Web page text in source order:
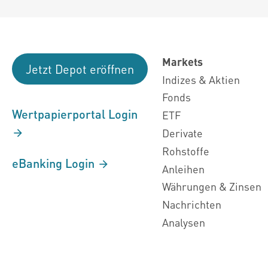
Jetzt Depot eröffnen
Wertpapierportal Login
eBanking Login
Markets
Indizes & Aktien
Fonds
ETF
Derivate
Rohstoffe
Anleihen
Währungen & Zinsen
Nachrichten
Analysen